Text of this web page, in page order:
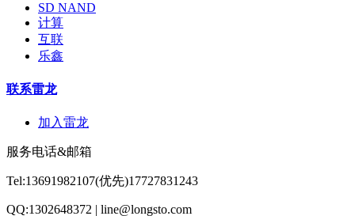
SD NAND
计算
互联
乐鑫
联系雷龙
加入雷龙
服务电话&邮箱
Tel:13691982107(优先)17727831243
QQ:1302648372 | line@longsto.com